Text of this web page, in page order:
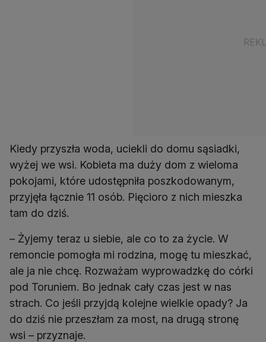
Kiedy przyszła woda, uciekli do domu sąsiadki,
wyżej we wsi. Kobieta ma duży dom z wieloma
pokojami, które udostępniła poszkodowanym,
przyjęła łącznie 11 osób. Pięcioro z nich mieszka
tam do dziś.
– Żyjemy teraz u siebie, ale co to za życie. W
remoncie pomogła mi rodzina, mogę tu mieszkać,
ale ja nie chcę. Rozważam wyprowadzkę do córki
pod Toruniem. Bo jednak cały czas jest w nas
strach. Co jeśli przyjdą kolejne wielkie opady? Ja
do dziś nie przeszłam za most, na drugą stronę
wsi – przyznaje.